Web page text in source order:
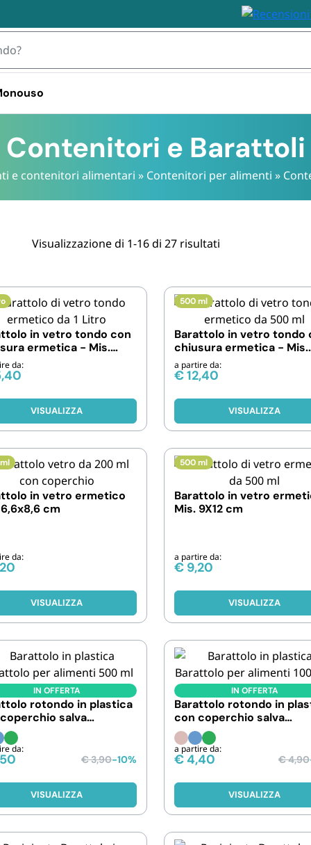
STOVIGLIE MONOUSO
Contenitori e Barattoli
e contenitori alimentari » Contenitori per alimenti »
Visualizzazione di 1-16 di 27 risultati
in vetro tondo con
ermetica - Mis.
cm
da:
VISUALIZZA
500 ml
Barattolo in vetro tondo
chiusura ermetica - Mis.
12X11x10,5 cm
a partire da:
€12,40
VISUALIZZA
in vetro ermetico
cm
da:
VISUALIZZA
500 ml
Barattolo in vetro
Mis. 9X12 cm
a partire da:
€ 9,20
VISUALIZZA
IN OFFERTA
rotondo in plastica
salva
Capacità 500 ml
da:
€3,90-10%
VISUALIZZA
IN OFFERTA
Barattolo rotondo in
con coperchio salva
freschezza. Capacità
a partire da:
€4,40 €4,90
VISUALIZZA